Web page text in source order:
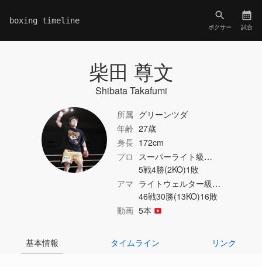
boxing timeline
ボクサー 試合
柴田 尊文
Shibata Takafumi
所属 グリーンツダ
年齢 27歳
身長 172cm
プロ スーパーライト級…
5戦4勝(2KO)1敗
アマ ライトウェルター級…
46戦30勝(13KO)16敗
動画 5本
基本情報 タイムライン リンク